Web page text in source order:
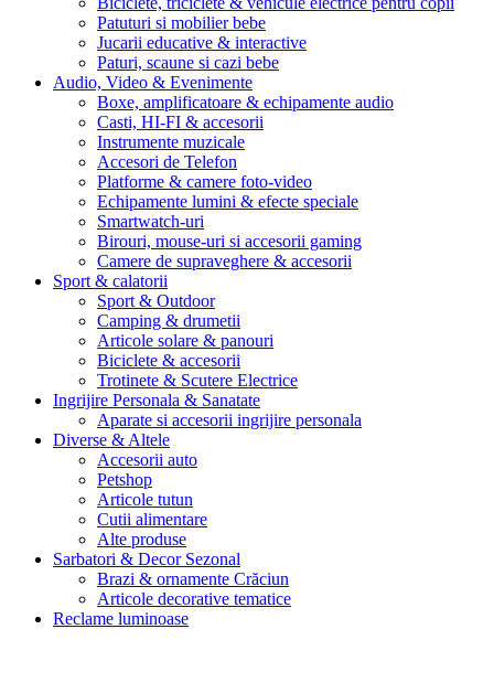
Patuturi si mobilier bebe
Jucarii educative & interactive
Paturi, scaune si cazi bebe
Audio, Video & Evenimente
Boxe, amplificatoare & echipamente audio
Casti, HI-FI & accesorii
Instrumente muzicale
Accesori de Telefon
Platforme & camere foto-video
Echipamente lumini & efecte speciale
Smartwatch-uri
Birouri, mouse-uri si accesorii gaming
Camere de supraveghere & accesorii
Sport & calatorii
Sport & Outdoor
Camping & drumetii
Articole solare & panouri
Biciclete & accesorii
Trotinete & Scutere Electrice
Ingrijire Personala & Sanatate
Aparate si accesorii ingrijire personala
Diverse & Altele
Accesorii auto
Petshop
Articole tutun
Cutii alimentare
Alte produse
Sarbatori & Decor Sezonal
Brazi & ornamente Crăciun
Articole decorative tematice
Reclame luminoase